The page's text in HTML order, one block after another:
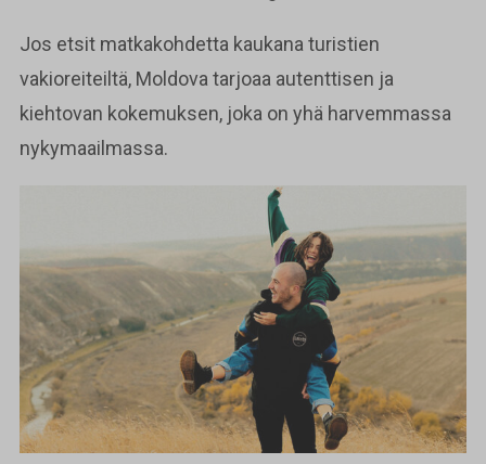
Jos etsit matkakohdetta kaukana turistien
vakioreiteiltä, Moldova tarjoaa autenttisen ja
kiehtovan kokemuksen, joka on yhä harvemmassa
nykymaailmassa.